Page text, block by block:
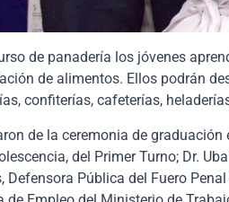
de panadería los jóvenes
de alimentos. Ellos podrán
confiterías, cafeterías,
de la ceremonia de graduación
del Primer Turno; Dr.
Defensora Pública del Fuero